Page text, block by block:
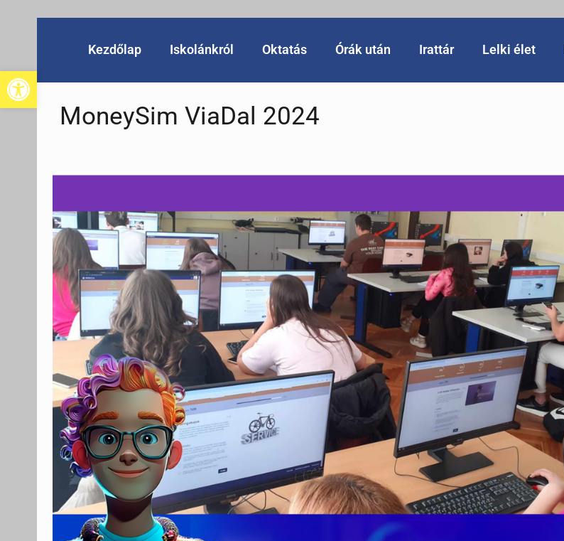
Eszköztár megnyitása
Kezdőlap Iskolánkról Oktatás Órák után Irattár Lelki élet
MoneySim ViaDal 2024